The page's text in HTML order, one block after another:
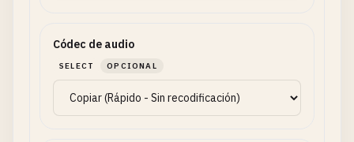
Códec de audio
SELECT OPCIONAL